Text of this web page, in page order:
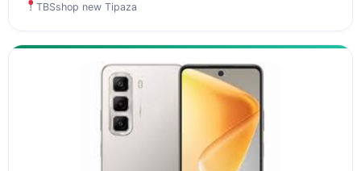
TBSshop new Tipaza